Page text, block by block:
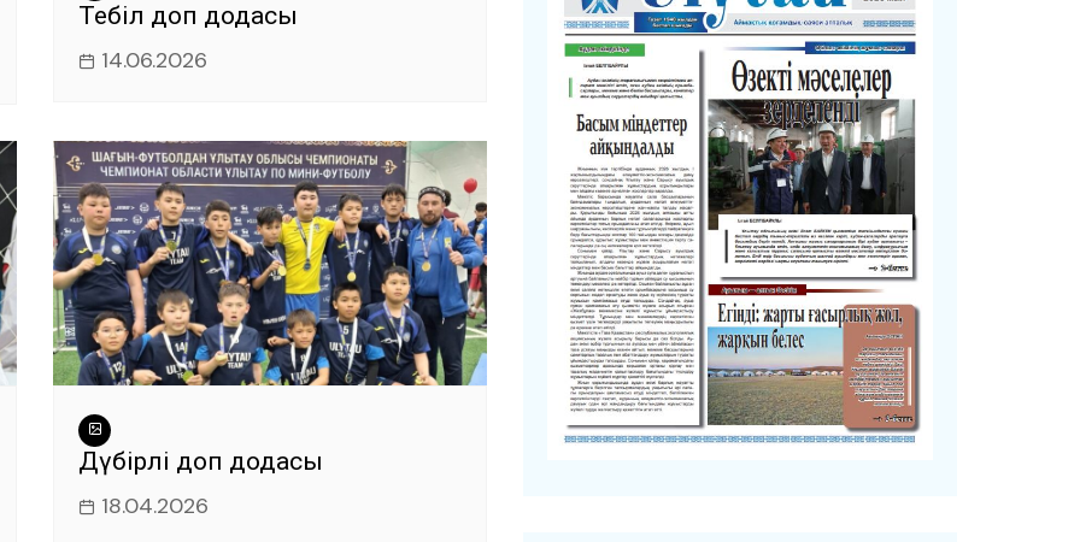
Теңбіл доп додасы
14.06.2026
Дүбірлі доп додасы
18.04.2026